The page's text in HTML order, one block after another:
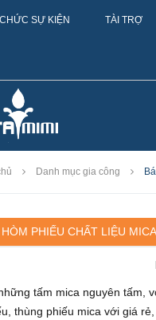
SỰ KIỆN TÀI TRỢ
Danh mục gia công
HÒM PHIẾU CHẤT LIỆU
tấm mica nguyên tấm,
thùng phiếu mica với giá